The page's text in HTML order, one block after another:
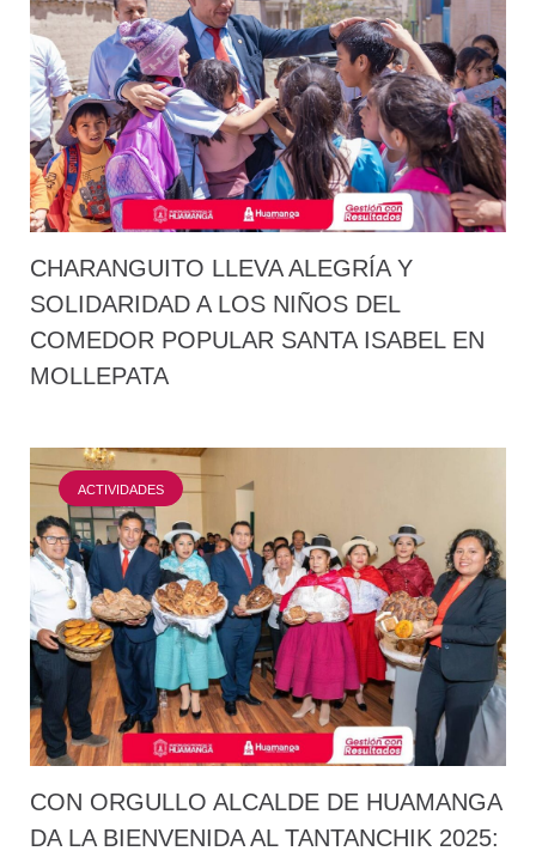
CHARANGUITO LLEVA ALEGRÍA Y
SOLIDARIDAD A LOS NIÑOS DEL
COMEDOR POPULAR SANTA ISABEL EN
MOLLEPATA
ACTIVIDADES
CON ORGULLO ALCALDE DE HUAMANGA
DA LA BIENVENIDA AL TANTANCHIK 2025: